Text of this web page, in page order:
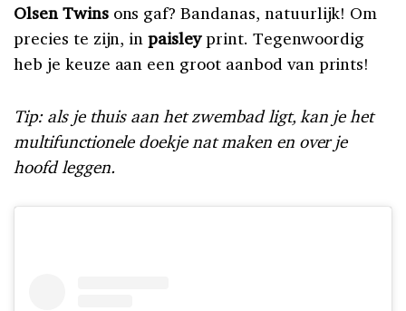
Olsen Twinsons gaf? Bandanas, natuurlijk! Om
precies te zijn, inpaisleyprint. Tegenwoordig
heb je keuze aan een groot aanbod van prints!
Tip: als je thuis aan het zwembad ligt, kan je het
multifunctionele doekje nat maken en over je
hoofd leggen.